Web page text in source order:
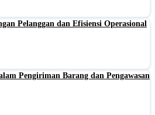
Pelanggan dan Efisiensi Operasional
Pengiriman Barang dan Pengawasan